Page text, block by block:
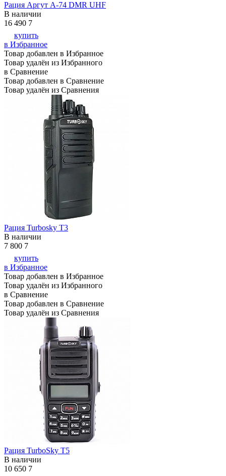
Рация Аргут А-74 DMR UHF
В наличии
16 490 7
купить
в Избранное
Товар добавлен в Избранное
Товар удалён из Избранного
в Сравнение
Товар добавлен в Сравнение
Товар удалён из Сравнения
Рация Turbosky T3
В наличии
7 800 7
купить
в Избранное
Товар добавлен в Избранное
Товар удалён из Избранного
в Сравнение
Товар добавлен в Сравнение
Товар удалён из Сравнения
Рация TurboSky T5
В наличии
10 650 7